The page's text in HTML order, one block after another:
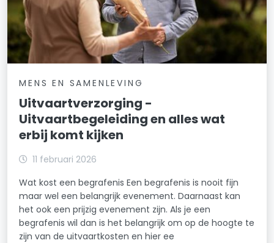
MENS EN SAMENLEVING
Uitvaartverzorging -
Uitvaartbegeleiding en alles wat
erbij komt kijken
11 februari 2026
Wat kost een begrafenis Een begrafenis is nooit fijn
maar wel een belangrijk evenement. Daarnaast kan
het ook een prijzig evenement zijn. Als je een
begrafenis wil dan is het belangrijk om op de hoogte te
zijn van de uitvaartkosten en hier ee